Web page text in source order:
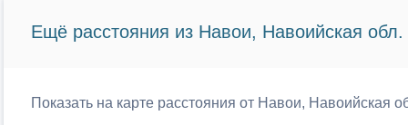
Ещё расстояния из Навои, Навоийская обл.
Показать на карте расстояния от Навои, Навоийская